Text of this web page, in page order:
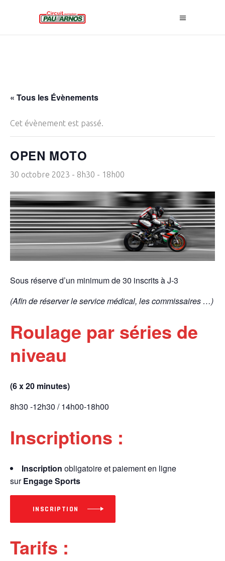
« Tous les Évènements
Cet évènement est passé.
OPEN MOTO
30 octobre 2023 - 8h30 - 18h00
Sous réserve d’un minimum de 30 inscrits à J-3
(Afin de réserver le service médical, les commissaires …)
Roulage par séries de
niveau
(6 x 20 minutes)
8h30 -12h30 / 14h00-18h00
Inscriptions :
Inscription obligatoire et paiement en ligne
surEngage Sports
INSCRIPTION
Tarifs :